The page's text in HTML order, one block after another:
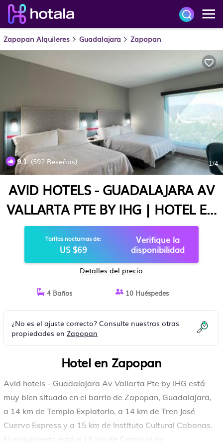
Zapopan Alquileres Guadalajara Zapopan
9.1(592 Reseñas) 1/4
AVID HOTELS - GUADALAJARA AV
VALLARTA PTE BY IHG | HOTEL EN
ZAPOPAN
Tarifas nocturnas de:
US $69
Verifique la
disponibilidad
Detalles del precio
4 Baños 10 Huéspedes
¿No es el ajuste correcto? Consulte nuestras otras
propiedades en Zapopan
Hotel en Zapopan
Avid hotels - Guadalajara Av Vallarta Pte by IHG está
muy bien situado en el barrio de Zapopan, Guadalajara,
a 14 km de Templo Expiatorio, a 14 km de Tren José
Cuervo Express y a 15 km de Instituto Cultural Cabanas.
El alojamiento está a 15 km de Catedral de